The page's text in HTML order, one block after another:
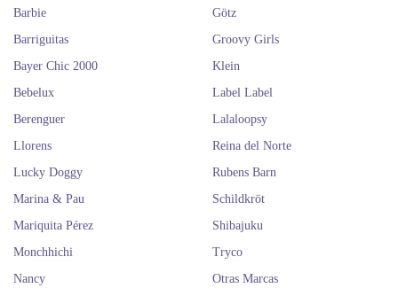
Barbie
Barriguitas
Bayer Chic 2000
Bebelux
Berenguer
Götz
Groovy Girls
Klein
Label Label
Lalaloopsy
Llorens
Lucky Doggy
Marina & Pau
Mariquita Pérez
Monchhichi
Nancy
Reina del Norte
Rubens Barn
Schildkröt
Shibajuku
Tryco
Otras Marcas